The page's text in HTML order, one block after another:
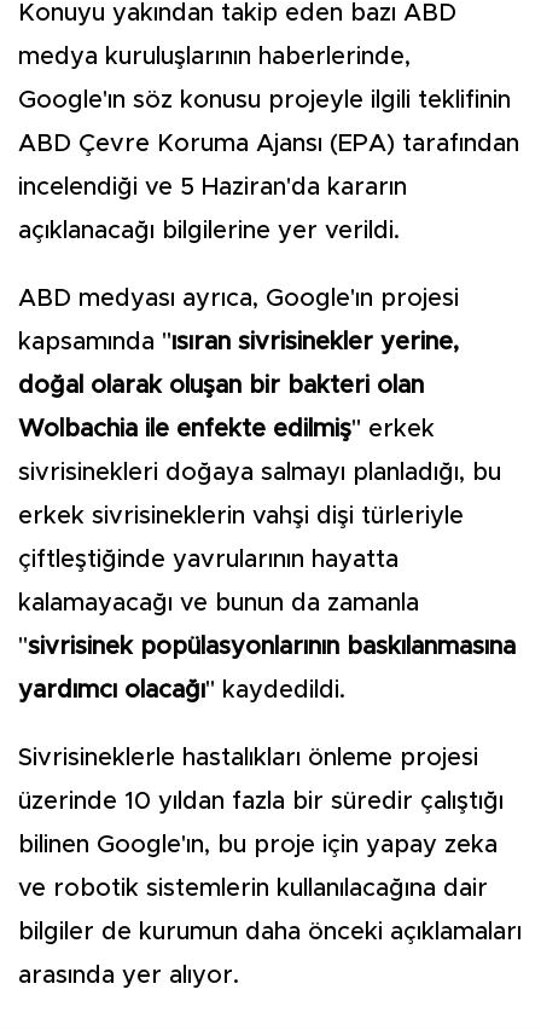
Konuyu yakından takip eden bazı ABD
medya kuruluşlarının haberlerinde,
Google'ın söz konusu projeyle ilgili teklifinin
ABD Çevre Koruma Ajansı (EPA) tarafından
incelendiği ve 5 Haziran'da kararın
açıklanacağı bilgilerine yer verildi.
ABD medyası ayrıca, Google'ın projesi
kapsamında "ısıran sivrisinekler yerine,
doğal olarak oluşan bir bakteri olan
Wolbachia ile enfekte edilmiş" erkek
sivrisinekleri doğaya salmayı planladığı, bu
erkek sivrisineklerin vahşi dişi türleriyle
çiftleştiğinde yavrularının hayatta
kalamayacağı ve bunun da zamanla
"sivrisinek popülasyonlarının baskılanmasına
yardımcı olacağı" kaydedildi.
Sivrisineklerle hastalıkları önleme projesi
üzerinde 10 yıldan fazla bir süredir çalıştığı
bilinen Google'ın, bu proje için yapay zeka
ve robotik sistemlerin kullanılacağına dair
bilgiler de kurumun daha önceki açıklamaları
arasında yer alıyor.